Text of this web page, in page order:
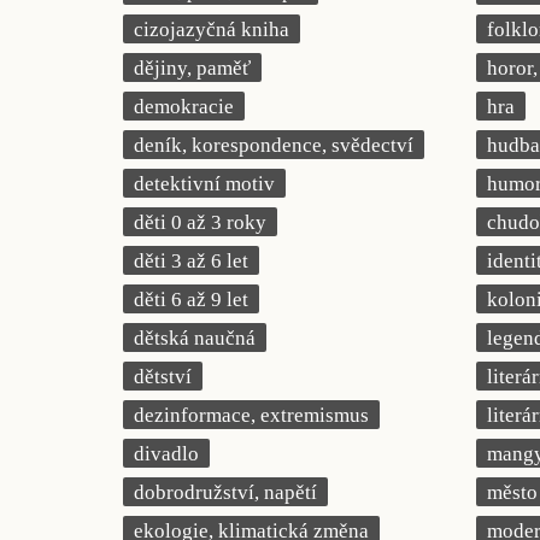
cizojazyčná kniha
dějiny, paměť
demokracie
deník, korespondence, svědectví
detektivní motiv
děti 0 až 3 roky
děti 3 až 6 let
děti 6 až 9 let
dětská naučná
dětství
dezinformace, extremismus
divadlo
dobrodružství, napětí
ekologie, klimatická změna
hra
hudba
město